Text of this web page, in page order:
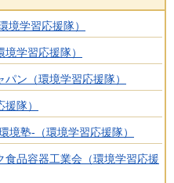
境学習応援隊）
学習応援隊）
ン（環境学習応援隊）
隊）
境塾-（環境学習応援隊）
品容器工業会（環境学習応援